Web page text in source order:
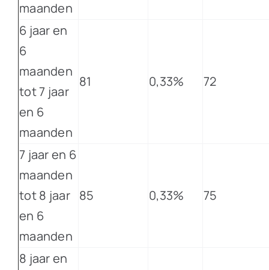
maanden
6 jaar en
6
maanden
tot 7 jaar
en 6
maanden
81 0,33% 72
7 jaar en 6
maanden
tot 8 jaar
en 6
maanden
85 0,33% 75
8 jaar en